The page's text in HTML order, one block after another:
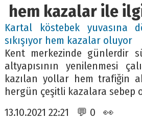
hem kazalar ile
Kartal köstebek yuvasına
sıkışıyor hem kazalar oluyor
Kent merkezinde günlerdir
altyapısının yenilenmesi
kazılan yollar hem trafiğin
hergün çeşitli kazalara sebep
13.10.2021 22:21 💬 0 👀